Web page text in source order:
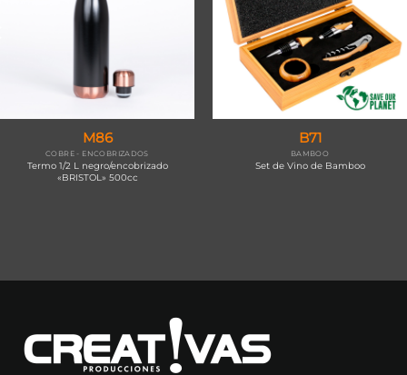
M86
COBRE - ENCOBRIZADOS
Termo 1/2 L negro/encobrizado
«BRISTOL» 500cc
B71
BAMBOO
Set de Vino de Bamboo